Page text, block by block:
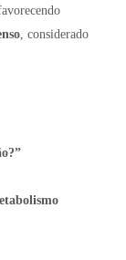
, considerado